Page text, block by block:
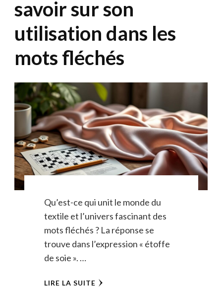
savoir sur son
utilisation dans les
mots fléchés
Qu’est-ce qui unit le monde du
textile et l’univers fascinant des
mots fléchés ? La réponse se
trouve dans l’expression « étoffe
de soie ». …
LIRE LA SUITE